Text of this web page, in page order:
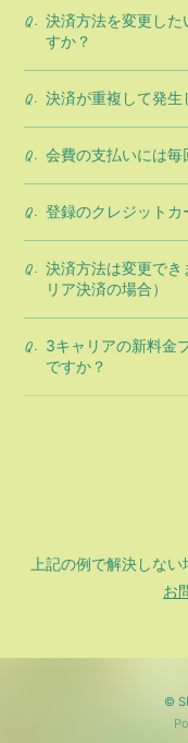
Q. 決済方法を変更し
すか？
Q. 決済が重複して発生
Q. 会費の支払いには毎
Q. 登録のクレジットカ
Q. 決済方法は変更で
リア決済の場合）
Q. 3キャリアの新料金
ですか？
上記の例で解決しな
お
©